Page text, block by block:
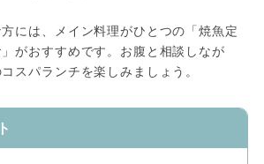
には、メイン料理がひとつの「焼魚定
がおすすめです。お腹と相談しなが
スパランチを楽しみましょう。